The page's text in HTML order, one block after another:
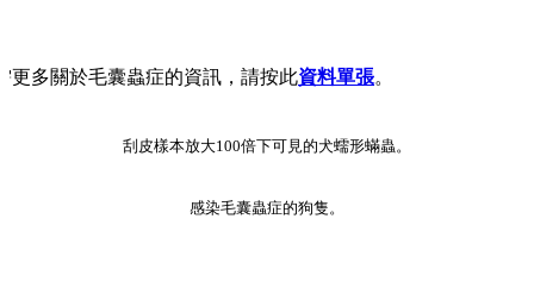
更多關於毛囊蟲症的資訊，請按此資料單張。
刮皮樣本放大100倍下可見的犬蠕形蟎蟲。
感染毛囊蟲症的狗隻。